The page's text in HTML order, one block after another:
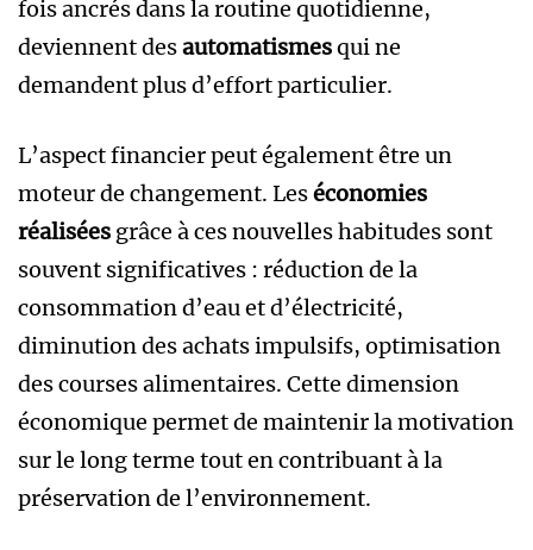
fois ancrés dans la routine quotidienne,
deviennent desautomatismesqui ne
demandent plus d’effort particulier.
L’aspect financier peut également être un
moteur de changement. Leséconomies
réalisées grâce à ces nouvelles habitudes sont
souvent significatives : réduction de la
consommation d’eau et d’électricité,
diminution des achats impulsifs, optimisation
des courses alimentaires. Cette dimension
économique permet de maintenir la motivation
sur le long terme tout en contribuant à la
préservation de l’environnement.